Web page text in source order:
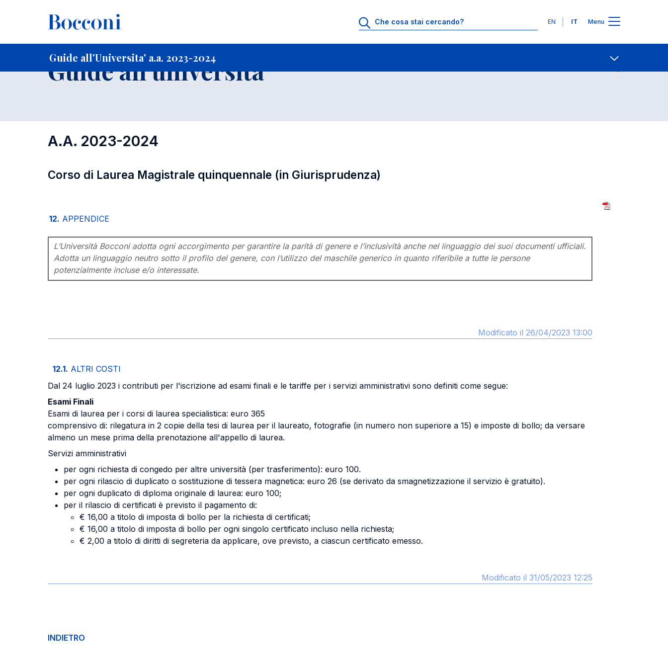
Lingue
EN IT Menu
Guide all'Universita' a.a. 2023-2024
Home Per studenti iscritti Corso di Laurea Magistrale quinquennale (in Giurisprudenza) Contatti
Guide all'universita'
A.A. 2023-2024
Corso di Laurea Magistrale quinquennale (in Giurisprudenza)
12. APPENDICE
L’Università Bocconi adotta ogni accorgimento per garantire la parità di genere e l’inclusività anche nel linguaggio dei suoi documenti ufficiali.
Adotta un linguaggio neutro sotto il profilo del genere, con l’utilizzo del maschile generico in quanto riferibile a tutte le persone
potenzialmente incluse e/o interessate.
Modificato il 26/04/2023 13:00
12.1. ALTRI COSTI
Dal 24 luglio 2023 i contributi per l'iscrizione ad esami finali e le tariffe per i servizi amministrativi sono definiti come segue:
Esami Finali
Esami di laurea per i corsi di laurea specialistica: euro 365
comprensivo di: rilegatura in 2 copie della tesi di laurea per il laureato, fotografie (in numero non superiore a 15) e imposte di bollo; da versare
almeno un mese prima della prenotazione all'appello di laurea.
Servizi amministrativi
per ogni richiesta di congedo per altre università (per trasferimento): euro 100.
per ogni rilascio di duplicato o sostituzione di tessera magnetica: euro 26 (se derivato da smagnetizzazione il servizio è gratuito).
per ogni duplicato di diploma originale di laurea: euro 100;
per il rilascio di certificati è previsto il pagamento di:
€ 16,00 a titolo di imposta di bollo per la richiesta di certificati;
€ 16,00 a titolo di imposta di bollo per ogni singolo certificato incluso nella richiesta;
€ 2,00 a titolo di diritti di segreteria da applicare, ove previsto, a ciascun certificato emesso.
Modificato il 31/05/2023 12:25
INDIETRO